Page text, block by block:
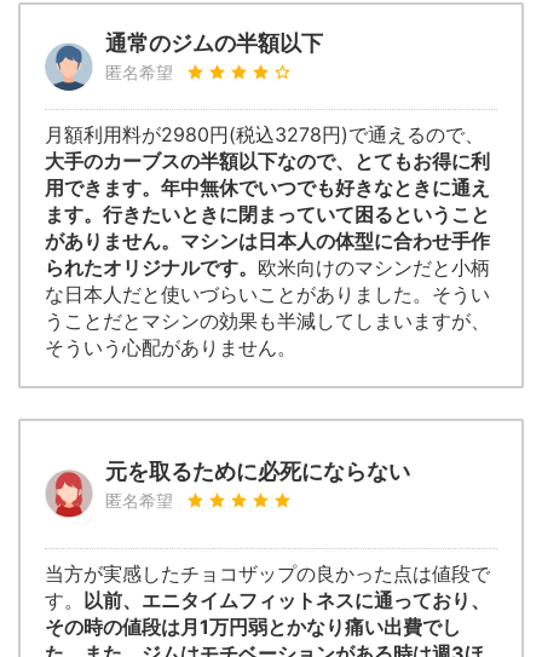
通常のジムの半額以下
匿名希望
月額利用料が2980円(税込3278円)で通えるので、
大手のカーブスの半額以下なので、とてもお得に利
用できます。年中無休でいつでも好きなときに通え
ます。行きたいときに閉まっていて困るということ
がありません。マシンは日本人の体型に合わせ手作
られたオリジナルです。 欧米向けのマシンだと小柄
な日本人だと使いづらいことがありました。そうい
うことだとマシンの効果も半減してしまいますが、
そういう心配がありません。
元を取るために必死にならない
匿名希望
当方が実感したチョコザップの良かった点は値段で
す。 以前、エニタイムフィットネスに通っており、
その時の値段は月1万円弱とかなり痛い出費でし